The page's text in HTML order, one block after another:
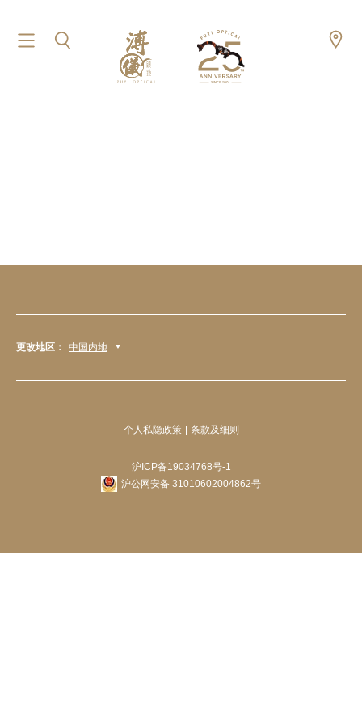
更改地区： 中国内地
个人私隐政策 条款及细则
沪ICP备19034768号-1
沪公网安备 31010602004862号